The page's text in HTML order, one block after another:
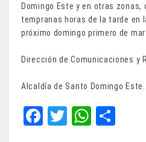
Domingo Este y en otras zonas,
tempranas horas de la tarde en
próximo domingo primero de
Dirección de Comunicaciones y
Alcaldía de Santo Domingo Este.
Fa T
W